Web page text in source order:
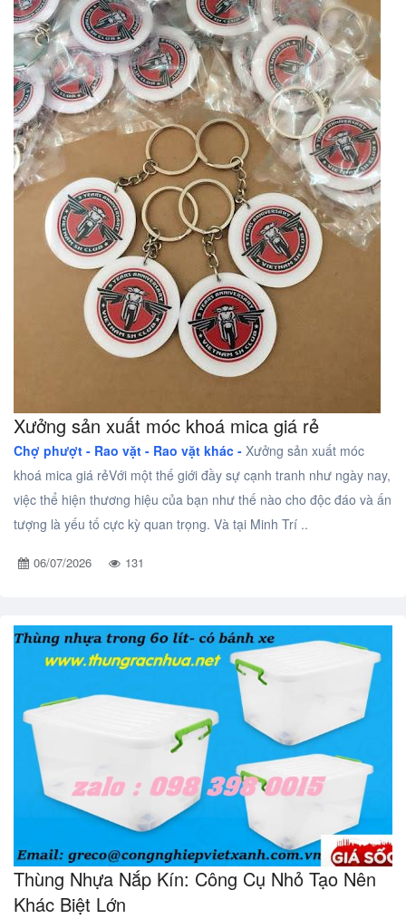
Xưởng sản xuất móc khoá mica giá rẻ
Chợ phượt - Rao vặt - Rao vặt khác - Xưởng sản xuất móc
khoá mica giá rẻVới một thế giới đầy sự cạnh tranh như ngày nay,
việc thể hiện thương hiệu của bạn như thế nào cho độc đáo và ấn
tượng là yếu tố cực kỳ quan trọng. Và tại Minh Trí ..
06/07/2026 131
Thùng Nhựa Nắp Kín: Công Cụ Nhỏ Tạo Nên
Khác Biệt Lớn